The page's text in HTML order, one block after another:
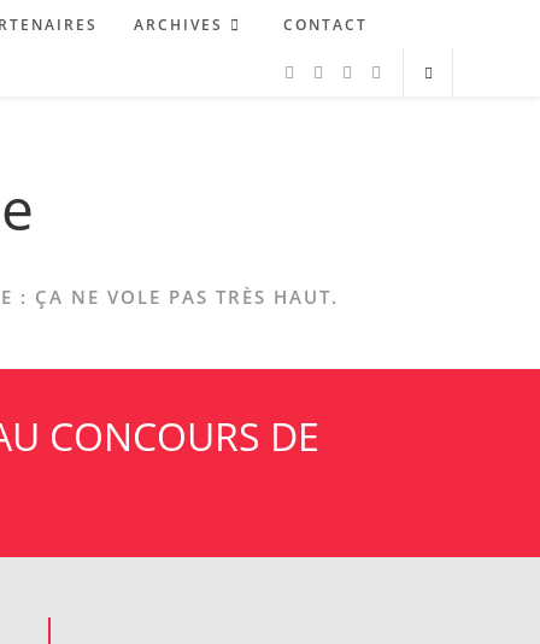
ARCHIVES CONTACT
: ÇA NE VOLE PAS TRÈS HAUT.
CONCOURS DE